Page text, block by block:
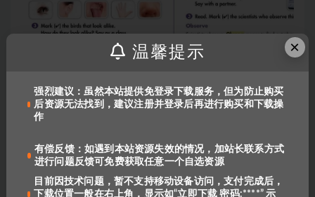
目前因技术问题，暂不支持移动设备访问，
强烈建议：虽然本站提供免登录下载服务，
但为防止购买后资源无法找到，建议注册并
登录后再进行购买和下载操作
×
温馨提示
强烈建议：虽然本站提供免登录下载服务，但为防止购买
后资源无法找到，建议注册并登录后再进行购买和下载操
作
有偿反馈：如遇到本站资源失效的情况，加站长联系方式
进行问题反馈可免费获取任意一个自选资源
目前因技术问题，暂不支持移动设备访问，支付完成后，
下载位置一般在右上角，显示如“立即下载 密码:****” 示